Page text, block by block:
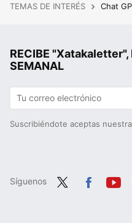
TEMAS DE INTERÉS Chat
RECIBE "Xatakaletter",
SEMANAL
Suscribiéndote aceptas nuestra
Síguenos